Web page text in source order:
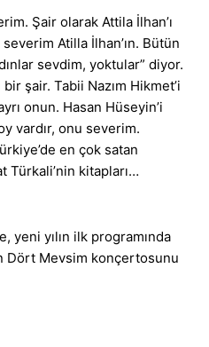
Şair olarak Attila İlhan’ı
Atilla İlhan’ın. Bütün
sevdim, yoktular” diyor.
şair. Tabii Nazım Hikmet’i
onun. Hasan Hüseyin’i
vardır, onu severim.
en çok satan
Türkali’nin kitapları…
yeni yılın ilk programında
Dört Mevsim konçertosunu